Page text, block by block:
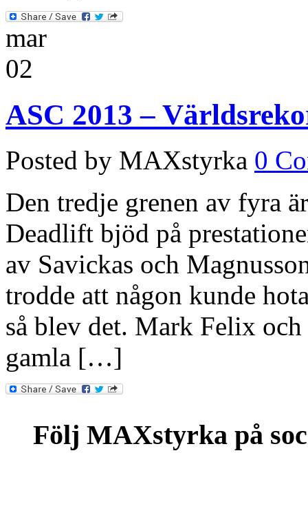
mar
02
ASC 2013 –
Posted by MAXstyrka 0
Den tredje grenen av fyra
Deadlift bjöd på
av Savickas och
trodde att någon kunde
så blev det. Mark Felix
gamla […]
Följ MAXstyrka på